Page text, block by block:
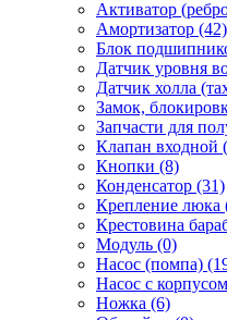
Активатор
Амортизатор (42)
Блок
Датчик уровня
Датчик холла
Замок,
Запчасти для
Клапан входной
Кнопки (8)
Конденсатор (31)
Крепление люка
Крестовина
Модуль (0)
Насос (помпа)
Насос c
Ножка (6)